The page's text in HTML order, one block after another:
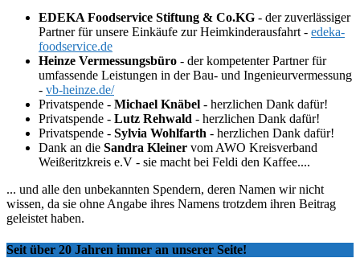
EDEKA Foodservice Stiftung & Co.KG - der zuverlässiger
Partner für unsere Einkäufe zur Heimkinderausfahrt - edeka-
foodservice.de
Heinze Vermessungsbüro - der kompetenter Partner für
umfassende Leistungen in der Bau- und Ingenieurvermessung
- vb-heinze.de/
Privatspende - Michael Knäbel - herzlichen Dank dafür!
Privatspende - Lutz Rehwald - herzlichen Dank dafür!
Privatspende - Sylvia Wohlfarth - herzlichen Dank dafür!
Dank an die Sandra Kleiner vom AWO Kreisverband
Weißeritzkreis e.V - sie macht bei Feldi den Kaffee....
... und alle den unbekannten Spendern, deren Namen wir nicht
wissen, da sie ohne Angabe ihres Namens trotzdem ihren Beitrag
geleistet haben.
Seit über 20 Jahren immer an unserer Seite!